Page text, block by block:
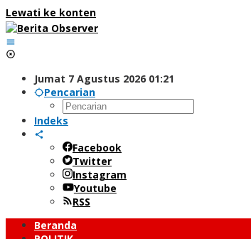
Lewati ke konten
Jumat 7 Agustus 2026 01:21
Pencarian
Indeks
Facebook
Twitter
Instagram
Youtube
RSS
Beranda